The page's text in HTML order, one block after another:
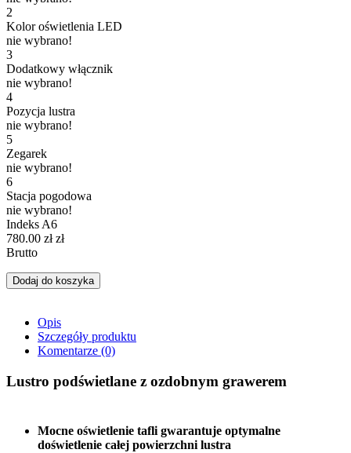
2
Kolor oświetlenia LED
nie wybrano!
3
Dodatkowy włącznik
nie wybrano!
4
Pozycja lustra
nie wybrano!
5
Zegarek
nie wybrano!
6
Stacja pogodowa
nie wybrano!
Indeks A6
780.00 złzł
Brutto
Dodaj do koszyka
Opis
Szczegóły produktu
Komentarze (0)
Lustro podświetlane z ozdobnym grawerem
Mocne oświetlenie tafli gwarantuje optymalne
doświetlenie całej powierzchni lustra